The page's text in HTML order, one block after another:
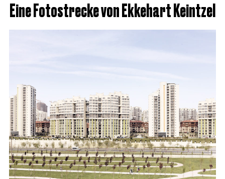
Eine Fotostrecke von Ekkehart Keintzel